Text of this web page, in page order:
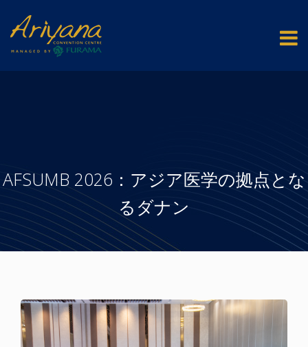
AFSUMB 2026：アジア医学の拠点とな
るダナン